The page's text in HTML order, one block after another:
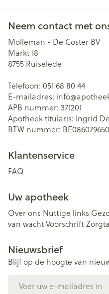
Neem contact met
Molleman - De Coster BV
Markt 18
8755 Ruiselede
Telefoon: 051 68 80 44
E-mailadres: info@
APB nummer: 371201
Apotheek titularis: Ingrid
BTW nummer:
Klantenservice
FAQ
Uw apotheek
Over ons Nuttige links
van wachtVoorschrift
Nieuwsbrief
Blijf op de hoogte van